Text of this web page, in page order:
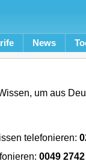
News
um aus
telefonieren:
0049 2742